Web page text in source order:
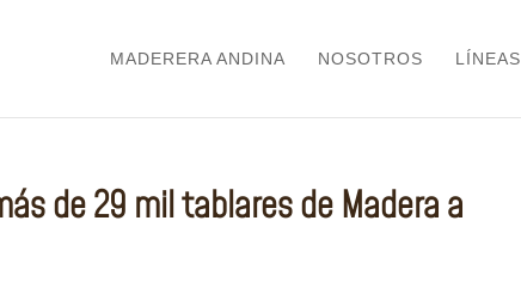
MADERERA ANDINA NOSOTROS LÍNEAS
de 29 mil tablares de Madera a